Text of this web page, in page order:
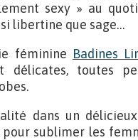
sexy » au
libertine que sage…
féminine Badines
délicates, toutes
dans un
sublimer les